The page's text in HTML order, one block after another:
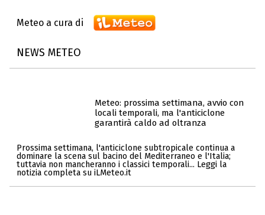
Meteo a cura di
NEWS METEO
Meteo: prossima settimana, avvio con
locali temporali, ma l'anticiclone
garantirà caldo ad oltranza
Prossima settimana, l'anticiclone subtropicale continua a
dominare la scena sul bacino del Mediterraneo e l'Italia;
tuttavia non mancheranno i classici temporali... Leggi la
notizia completa su iLMeteo.it